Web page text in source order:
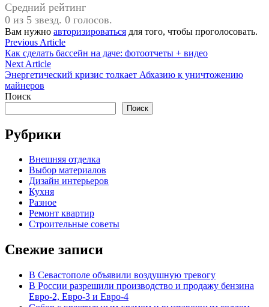
Средний рейтинг
0 из 5 звезд. 0 голосов.
Вам нужно авторизироваться для того, чтобы проголосовать.
Навигация
по
записям
Previous ArticlePrevious
article:
Как сделать бассейн на даче: фотоотчеты + видео
Next ArticleNext
article:
Энергетический кризис толкает Абхазию к уничтожению
майнеров
Поиск
Поиск
Рубрики
Внешняя отделка
Выбор материалов
Дизайн интерьеров
Кухня
Разное
Ремонт квартир
Строительные советы
Свежие записи
В Севастополе объявили воздушную тревогу
В России разрешили производство и продажу бензина
Евро-2, Евро-3 и Евро-4